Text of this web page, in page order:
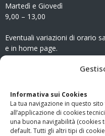
Informativa sui Cookies
La tua navigazione in questo
all’applicazione di cookies
una buona navigabilità (cookies
default. Tutti gli altri tipi di
Martedì e Giovedì
9,00 – 13,00
Eventuali variazioni di orario
e in home page.
www.odg.toscana.it – testata
Firenze al nr. 5208 dell’
Giampaolo Marchini – C.F.